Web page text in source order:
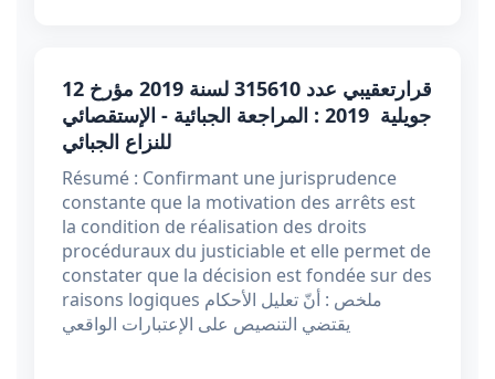
قرارتعقيبي عدد 315610 لسنة 2019 مؤرخ 12
جويلية 2019 : المراجعة الجبائية - الإستقصائي
للنزاع الجبائي
Résumé : Confirmant une jurisprudence
constante que la motivation des arrêts est
la condition de réalisation des droits
procéduraux du justiciable et elle permet de
constater que la décision est fondée sur des
raisons logiques ملخص : أنّ تعليل الأحكام
يقتضي التنصيص على الإعتبارات الواقعي